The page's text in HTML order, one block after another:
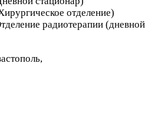
отделение)
радиотерапии (дневной